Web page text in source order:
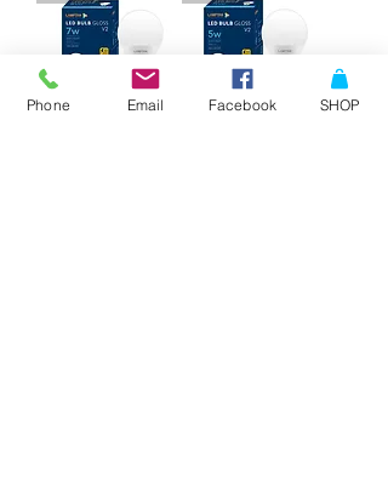
Phone Email Facebook SHOP